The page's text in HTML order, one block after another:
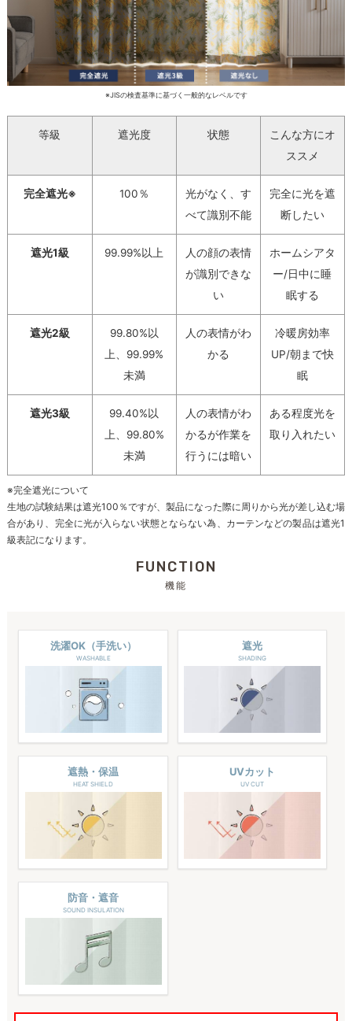
※JISの検査基準に基づく一般的なレベルです
等級 遮光度 状態
こんな方にオ
ススメ
完全遮光※ 100％
光がなく、す
べて識別不能
完全に光を遮
断したい
遮光1級 99.99%以上
人の顔の表情
が識別できな
い
ホームシアタ
ー/日中に睡
眠する
遮光2級
99.80%以
上、99.99%
未満
人の表情がわ
かる
冷暖房効率
UP/朝まで快
眠
遮光3級
99.40%以
上、99.80%
未満
人の表情がわ
かるが作業を
行うには暗い
ある程度光を
取り入れたい
※完全遮光について
生地の試験結果は遮光100％ですが、製品になった際に周りから光が差し込む場
合があり、完全に光が入らない状態とならない為、カーテンなどの製品は遮光1
級表記になります。
FUNCTION
機能
洗濯OK（手洗い）
WASHABLE
遮光
SHADING
遮熱・保温
HEAT SHIELD
UVカット
UV CUT
防音・遮音
SOUND INSULATION